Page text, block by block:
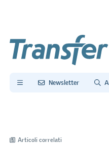
Newsletter
Articoli correlati